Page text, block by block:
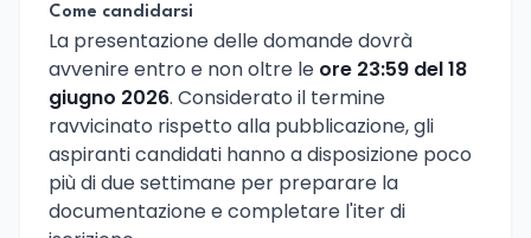
Come candidarsi
La presentazione delle domande dovrà
avvenire entro e non oltre le ore 23:59 del 18
giugno 2026. Considerato il termine
ravvicinato rispetto alla pubblicazione, gli
aspiranti candidati hanno a disposizione poco
più di due settimane per preparare la
documentazione e completare l'iter di